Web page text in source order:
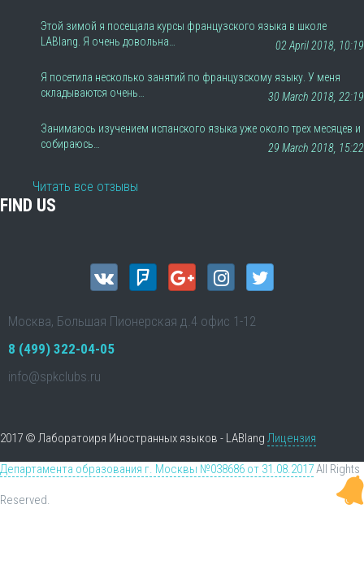
Этой зимой я посещала курсы французского языка в школе
LABlang. Я очень довольна…
02 April 2018, 10:19
Я посетила несколько занятий по французскому языку. У меня
складываются очень…
30 March 2018, 22:19
Занимаюсь изучением испанского языка уже около трех месяцев и
собираюсь…
29 March 2018, 15:22
Читать все отзывы
FIND US
Москва, Большая Пионерская д.4 офис 1-12
8 (499) 322-04-05
info@spkclubs.ru
2017 © Лаборатоиря Иностранных языков - LABlang Лицензия
Департамента образования г. Москвы №038686 от 31.08.2017All Rights
Reserved.